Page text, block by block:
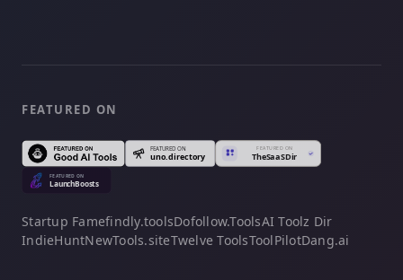
FEATURED ON
Startup Famefindly.toolsDofollow.ToolsAI Toolz Dir
IndieHuntNewTools.siteTwelve ToolsToolPilotDang.ai